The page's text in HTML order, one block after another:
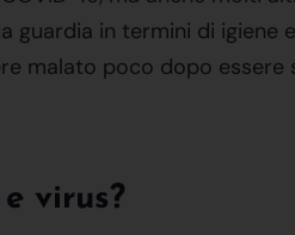
guardia in termini di
malato poco dopo
virus?